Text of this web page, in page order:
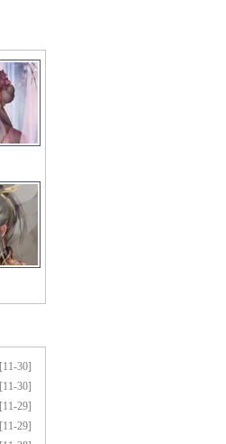
[11-30]
[11-30]
[11-29]
[11-29]